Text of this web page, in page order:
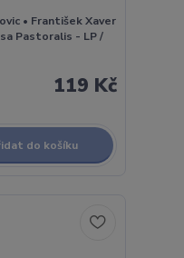
• František Xaver
Pastoralis - LP /
119 Kč
do košíku